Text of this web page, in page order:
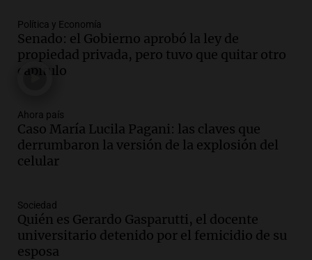
Audio.Prisión preventiva para
motociclista por intento de homicidio
en Santa Lucía, Tucumán
Panorama Federal
Audio.
Tucumán afecta a hogares con subas de
hasta el 38% en agosto
Panorama Federal
Audio.
reporta menos víctimas fatales en
accidentes de tránsito en Mendoza
Política y Economía
Senado: el Gobierno aprobó la ley de
propiedad privada, pero tuvo que quitar otro
capítulo
Ahora país
Caso María Lucila Pagani: las claves que
derrumbaron la versión de la explosión del
celular
Sociedad
Quién es Gerardo Gasparutti, el docente
universitario detenido por el femicidio de su
esposa